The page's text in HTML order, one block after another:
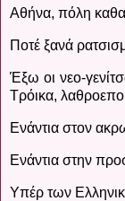
Αθήνα, πόλη
Ποτέ ξανά
Έξω οι νεο-
Τρόικα,
Ενάντια στον
Ενάντια στην
Υπέρ των